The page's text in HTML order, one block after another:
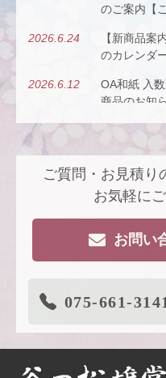
のご案内【
2026.6.24
【新商品案
のカレンダ
2026.6.12
OA和紙 入
商品のお知
2026.5.26
にのせて。
2026.4.22
【新商品案
い、風も色
2026.4.16 大型連休休
2026.3.11 商品リニュ
ご質問・お見積り
お気軽に
お問い
075-661-3141